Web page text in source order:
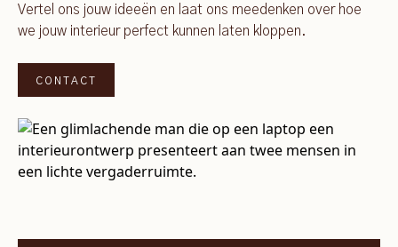
Vertel ons jouw ideeën en laat ons meedenken over hoe
we jouw interieur perfect kunnen laten kloppen.
CONTACT